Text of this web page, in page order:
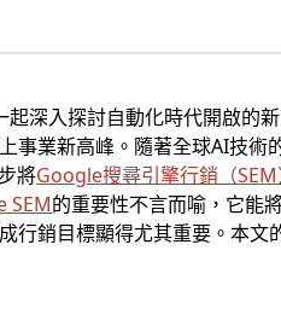
深入探討自動化時代開啟的
事業新高峰。隨著全球AI技術
將Google搜尋引擎行銷 （
SEM的重要性不言而喻，它能
行銷目標顯得尤其重要。本文